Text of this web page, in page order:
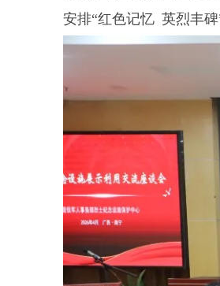
安排“红色记忆 英烈丰